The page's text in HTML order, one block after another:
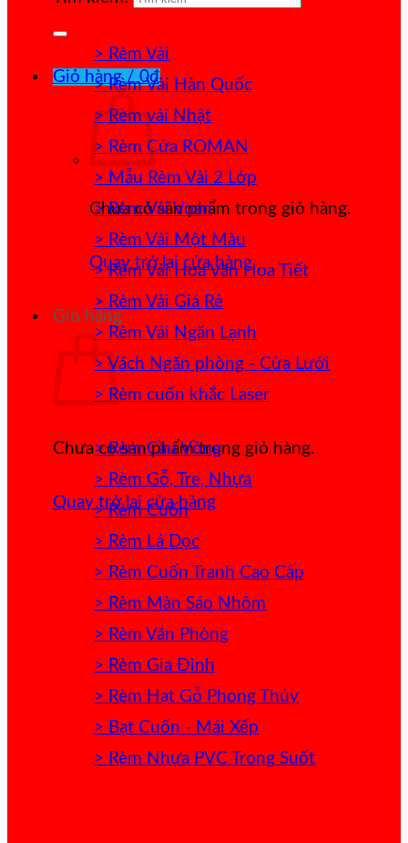
Giỏ hàng /0₫
Chưa có sản phẩm trong giỏ hàng.
Quay trở lại cửa hàng
Giỏ hàng
Chưa có sản phẩm trong giỏ hàng.
Quay trở lại cửa hàng
> Rèm Vải
> Rèm Vải Hàn Quốc
> Rèm vải Nhật
> Rèm Cửa ROMAN
> Mẫu Rèm Vải 2 Lớp
> Rèm Vải Voan
> Rèm Vải Một Màu
> Rèm Vải Hoa Văn Họa Tiết
> Rèm Vải Giá Rẻ
> Rèm Vải Ngăn Lạnh
> Vách Ngăn phòng - Cửa Lưới
> Rèm cuốn khắc Laser
> Rèm Cầu Vồng
> Rèm Gỗ, Tre, Nhựa
> Rèm Cuốn
> Rèm Lá Dọc
> Rèm Cuốn Tranh Cao Cấp
> Rèm Màn Sáo Nhôm
> Rèm Văn Phòng
> Rèm Gia Đình
> Rèm Hạt Gỗ Phong Thủy
> Bạt Cuốn - Mái Xếp
> Rèm Nhựa PVC Trong Suốt